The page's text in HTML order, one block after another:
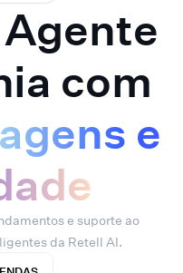
com
e
e suporte ao
da Retell AI.